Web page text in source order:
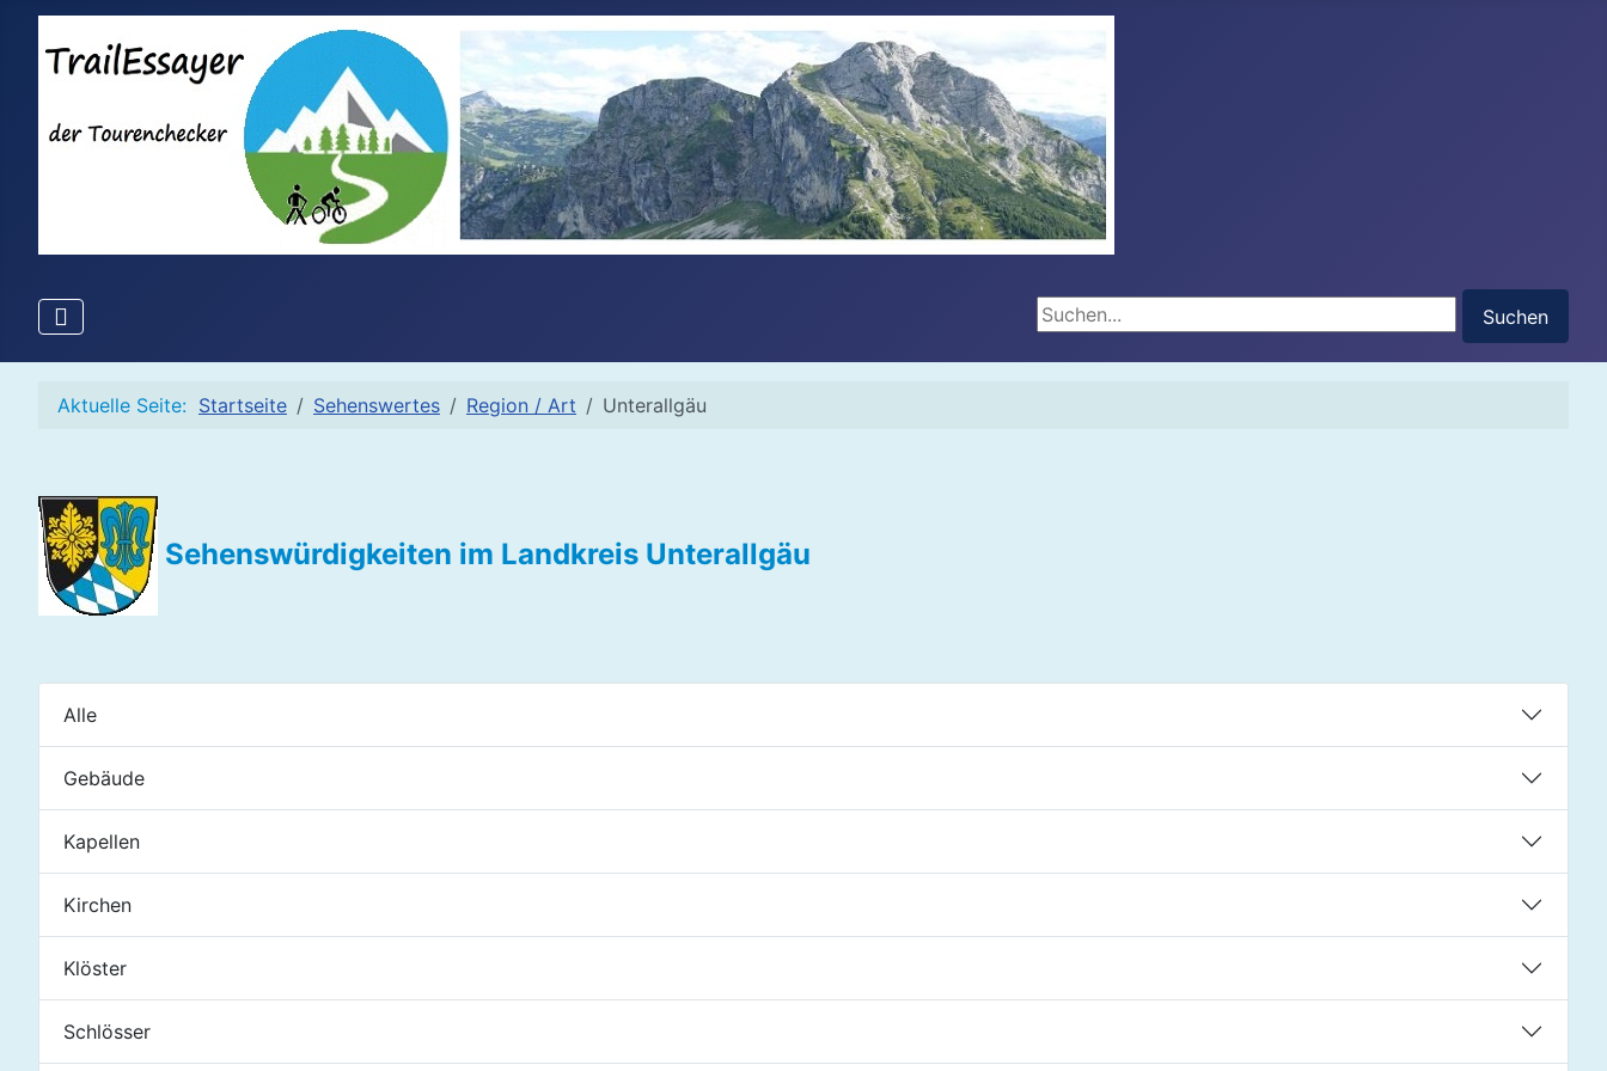
Suchen...
Suchen
Aktuelle Seite: Startseite Sehenswertes Region / Art Unterallgäu
Sehenswürdigkeiten im Landkreis Unterallgäu
Alle
Gebäude
Kapellen
Kirchen
Klöster
Schlösser